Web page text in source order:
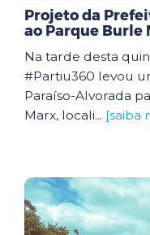
Projeto da
ao Parque Burle
Na tarde desta
#Partiu360 levou
Paraíso-Alvorada
Marx, locali... [saiba